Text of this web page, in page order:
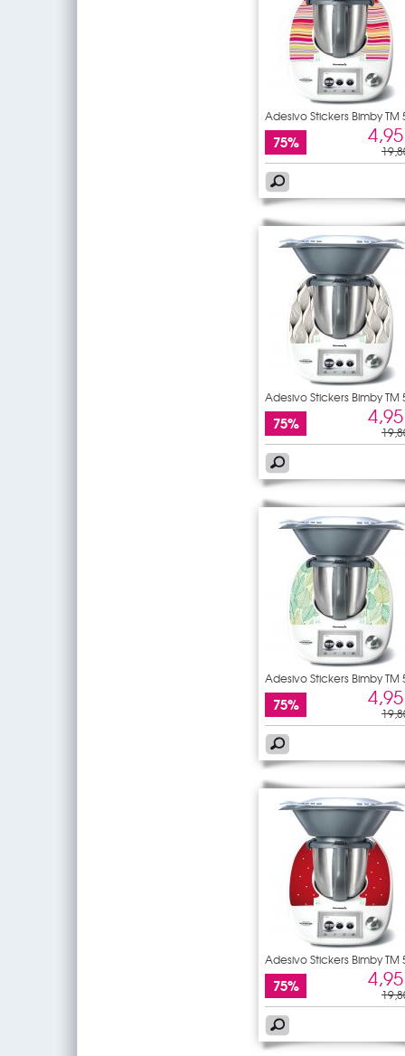
Adesivo Stickers Bimby TM
75%
Adesivo Stickers Bimby TM
75%
Adesivo Stickers Bimby TM
75%
Adesivo Stickers Bimby TM
75%